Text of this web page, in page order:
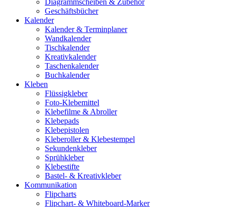
Diagrammscheiben & Zubehör
Geschäftsbücher
Kalender
Kalender & Terminplaner
Wandkalender
Tischkalender
Kreativkalender
Taschenkalender
Buchkalender
Kleben
Flüssigkleber
Foto-Klebemittel
Klebefilme & Abroller
Klebepads
Klebepistolen
Kleberoller & Klebestempel
Sekundenkleber
Sprühkleber
Klebestifte
Bastel- & Kreativkleber
Kommunikation
Flipcharts
Flipchart- & Whiteboard-Marker